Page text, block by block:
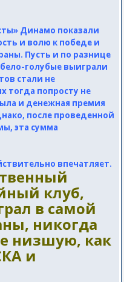
Динамо показали
и волю к победе и
Пусть и по разнице
голубые выиграли
стали не
тогда попросту не
и денежная премия
после проведенной
эта сумма
впечатляет.
клуб,
в самой
никогда
низшую, как
и